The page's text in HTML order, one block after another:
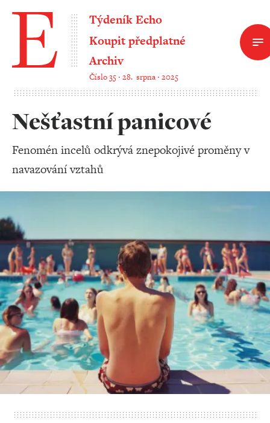
Týdeník Echo
Koupit předplatné
Archiv
Číslo 35 ‧ 28. srpna ‧ 2025
Nešťastní panicové
Fenomén incelů odkrývá znepokojivé proměny v
navazování vztahů